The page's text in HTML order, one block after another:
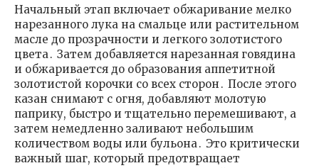
Начальный этап включает обжаривание мелко
нарезанного лука на смальце или растительном
масле до прозрачности и легкого золотистого
цвета․ Затем добавляется нарезанная говядина
и обжаривается до образования аппетитной
золотистой корочки со всех сторон․ После этого
казан снимают с огня, добавляют молотую
паприку, быстро и тщательно перемешивают, а
затем немедленно заливают небольшим
количеством воды или бульона․ Это критически
важный шаг, который предотвращает